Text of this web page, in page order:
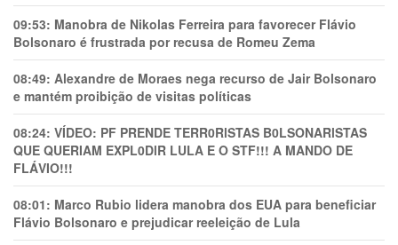
09:53: Manobra de Nikolas Ferreira para favorecer Flávio
Bolsonaro é frustrada por recusa de Romeu Zema
08:49: Alexandre de Moraes nega recurso de Jair Bolsonaro
e mantém proibição de visitas políticas
08:24: VÍDEO: PF PRENDE TERR0RlSTAS B0LSONARlSTAS
QUE QUERIAM EXPL0DlR LULA E O STF!!! A MANDO DE
FLÁVIO!!!
08:01: Marco Rubio lidera manobra dos EUA para beneficiar
Flávio Bolsonaro e prejudicar reeleição de Lula